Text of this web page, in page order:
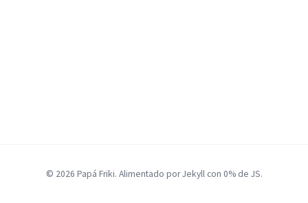
© 2026 Papá Friki. Alimentado por Jekyll con 0% de JS.